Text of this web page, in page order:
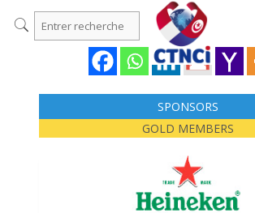
SPONSORS
GOLD MEMBERS